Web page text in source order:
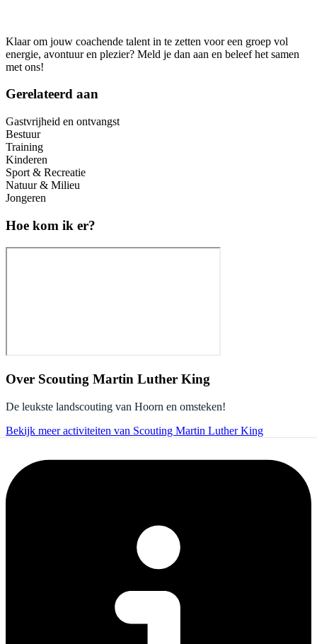
Klaar om jouw coachende talent in te zetten voor een groep vol
energie, avontuur en plezier? Meld je dan aan en beleef het samen
met ons!
Gerelateerd aan
Gastvrijheid en ontvangst
Bestuur
Training
Kinderen
Sport & Recreatie
Natuur & Milieu
Jongeren
Hoe kom ik er?
Over Scouting Martin Luther King
De leukste landscouting van Hoorn en omsteken!
Bekijk meer activiteiten van Scouting Martin Luther King